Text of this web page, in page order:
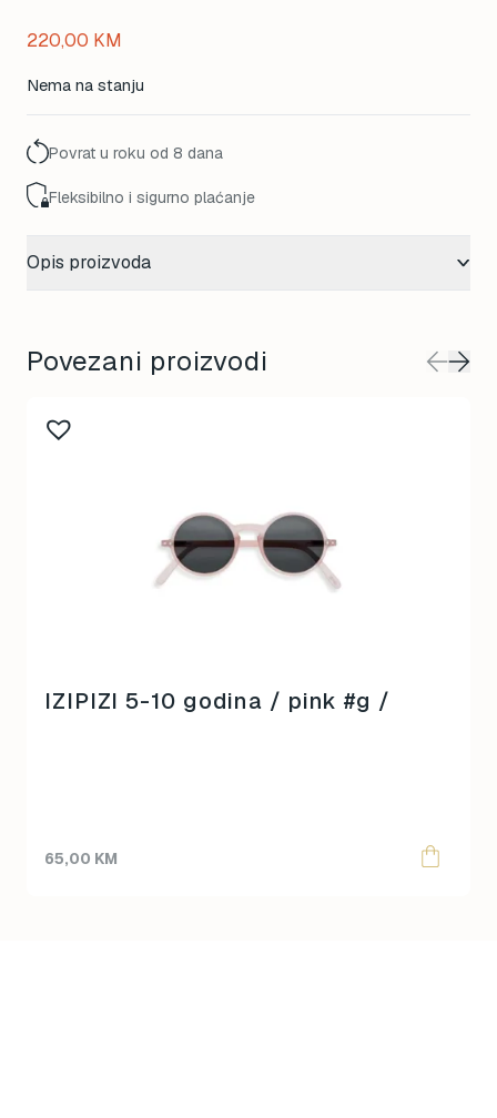
220,00 KM
Nema na stanju
Povrat u roku od 8 dana
Fleksibilno i sigurno plaćanje
Opis proizvoda
Povezani proizvodi
IZIPIZI 5-10 godina / pink #g /
65,00 KM